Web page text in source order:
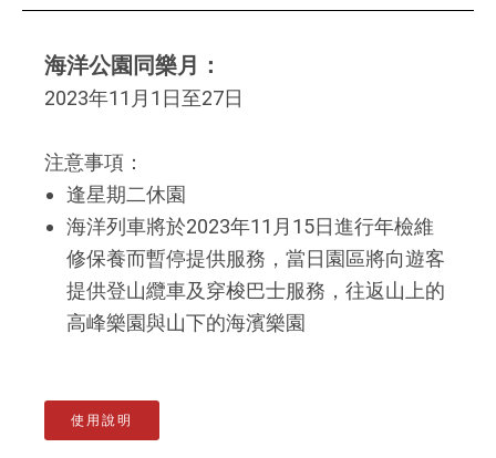
海洋公園同樂月：
2023年11月1日至27日
注意事項：
逢星期二休園
海洋列車將於2023年11月15日進行年檢維
修保養而暫停提供服務，當日園區將向遊客
提供登山纜車及穿梭巴士服務，往返山上的
高峰樂園與山下的海濱樂園
使用說明